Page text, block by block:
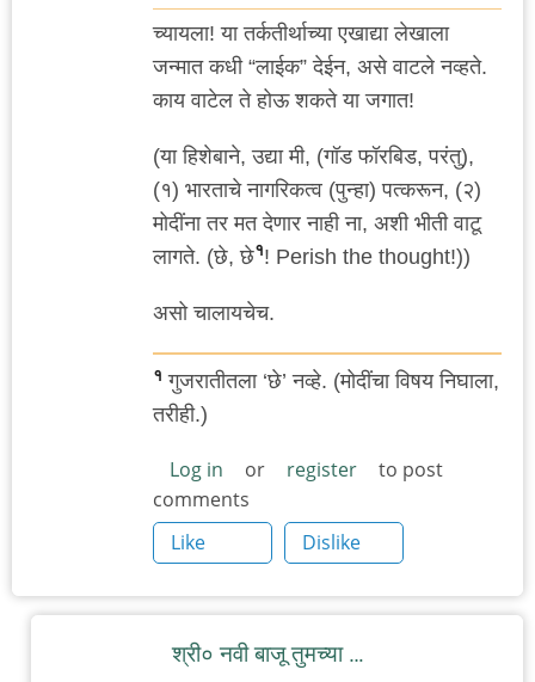
च्यायला! या तर्कतीर्थाच्या एखाद्या लेखाला
जन्मात कधी “लाईक” देईन, असे वाटले नव्हते.
काय वाटेल ते होऊ शकते या जगात!
(या हिशेबाने, उद्या मी, (गॉड फॉरबिड, परंतु),
(१) भारताचे नागरिकत्व (पुन्हा) पत्करून, (२)
मोदींना तर मत देणार नाही ना, अशी भीती वाटू
लागते. (छे, छे१! Perish the thought!))
असो चालायचेच.
१ गुजरातीतला ‘छे’ नव्हे. (मोदींचा विषय निघाला,
तरीही.)
Log in or register
to post
comments
Like
Dislike
श्री० नवी बाजू तुमच्या …